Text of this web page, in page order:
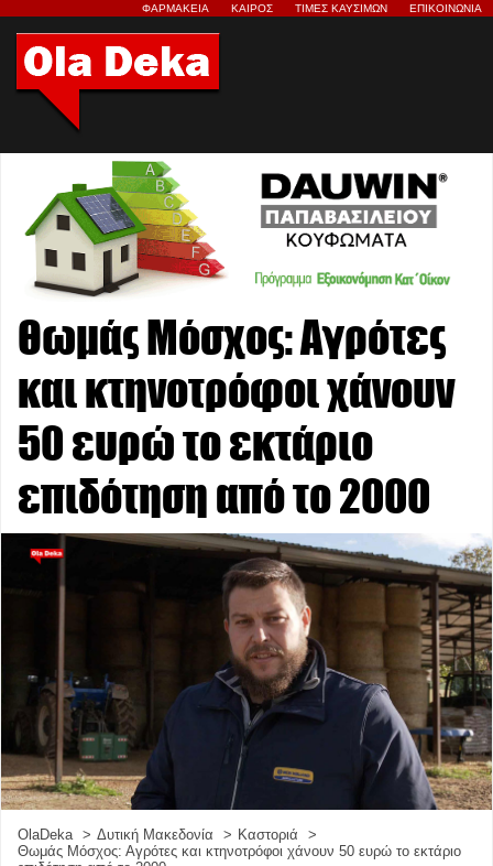
ΦΑΡΜΑΚΕΙΑ ΚΑΙΡΟΣ ΤΙΜΕΣ ΚΑΥΣΙΜΩΝ ΕΠΙΚΟΙΝΩΝΙΑ
Θωμάς Μόσχος: Αγρότες
και κτηνοτρόφοι χάνουν
50 ευρώ το εκτάριο
επιδότηση από το 2000
OlaDeka Δυτική Μακεδονία
Καστοριά
Θωμάς Μόσχος: Αγρότες και κτηνοτρόφοι χάνουν 50 ευρώ το εκτάριο